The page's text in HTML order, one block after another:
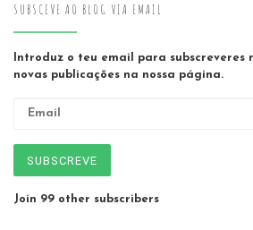
SUBSCEVE AO BLOG VIA EMAIL
Introduz o teu email para subscreveres
novas publicações na nossa página.
SUBSCREVE
Join 99 other subscribers